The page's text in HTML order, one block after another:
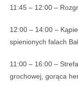
11:45 – 12:00 –
12:00 – 14:00 –
spienionych falach
11:00 – 16:00 –
grochowej, gorąca